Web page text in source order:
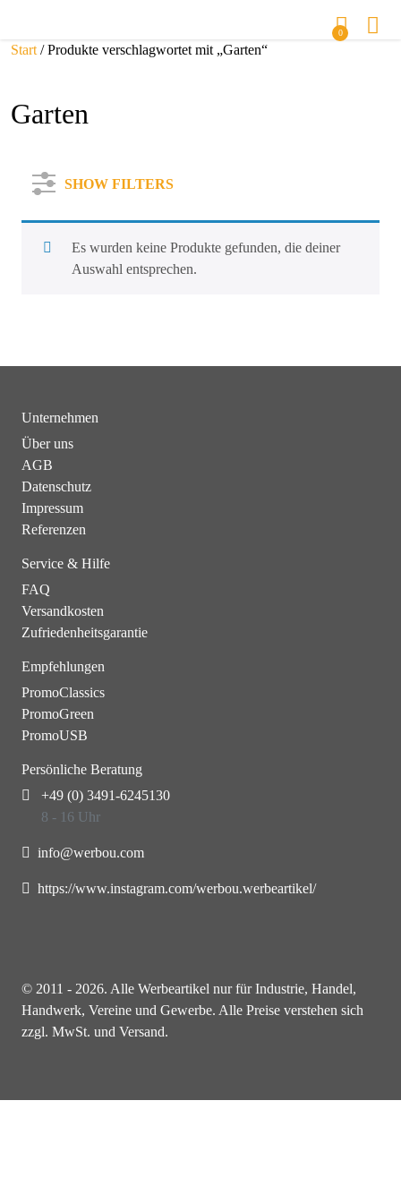
0
Start / Produkte verschlagwortet mit „Garten“
Garten
SHOW FILTERS
Es wurden keine Produkte gefunden, die deiner
Auswahl entsprechen.
Unternehmen
Über uns
AGB
Datenschutz
Impressum
Referenzen
Service & Hilfe
FAQ
Versandkosten
Zufriedenheitsgarantie
Empfehlungen
PromoClassics
PromoGreen
PromoUSB
Persönliche Beratung
+49 (0) 3491-6245130
8 - 16 Uhr
info@werbou.com
https://www.instagram.com/werbou.werbeartikel/
© 2011 - 2026. Alle Werbeartikel nur für Industrie, Handel,
Handwerk, Vereine und Gewerbe. Alle Preise verstehen sich
zzgl. MwSt. und Versand.